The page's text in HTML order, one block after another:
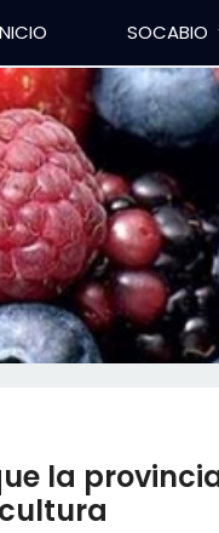
SOCABIO
la